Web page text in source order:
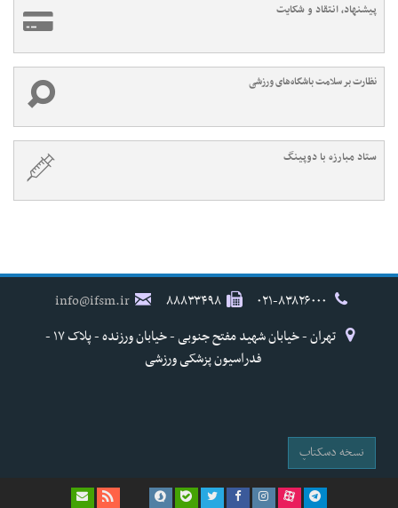
پیشنهاد، انتقاد و شکایت
نظارت بر سلامت باشگاه‌های ورزشی
ستاد مبارزه با دوپینگ
۸۸۸۳۳۴۹۸
info@ifsm.ir
تهران - خیابان شهید مفتح جنوبی - خیابان ورزنده - پلاک ۱۷ -
فدراسیون پزشکی ورزشی
نسخه دسکتاپ